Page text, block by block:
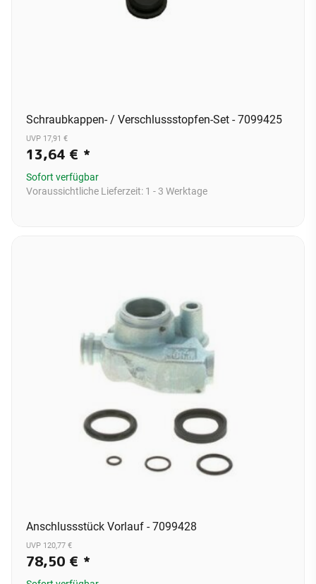
Schraubkappen- / Verschlussstopfen-Set - 7099425
UVP 17,91 €
13,64 € *
Sofort verfügbar
Voraussichtliche Lieferzeit: 1 - 3 Werktage
Anschlussstück Vorlauf - 7099428
UVP 120,77 €
78,50 € *